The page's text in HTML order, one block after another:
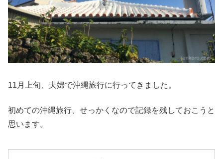
11月上旬、夫婦で沖縄旅行に行ってきました。
初めての沖縄旅行、せっかくなので記録を残しておこうと
思います。